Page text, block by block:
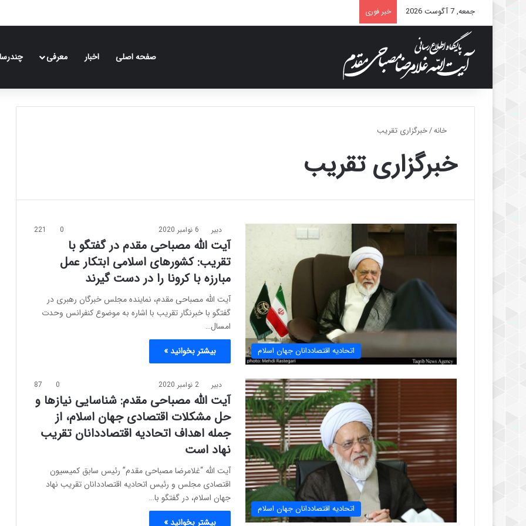
جمعه, 7 آگوست 2026 خبر فوری
صفحه اصلی اخبار معرفی
خانه/خبرگزاری تقریب
خبرگزاری تقریب
اتحادیه اقتصاددانان جهان اسلام
دبیر 6 نوامبر 2020 0
221
آیت الله مصباحی مقدم در گفتگو با
تقریب: کشورهای اسلامی ابتکار عمل
مبارزه با کرونا را در دست گیرند
آیت الله مصباحی مقدم، نماینده مجلس خبرگان رهبری در
گفتگو با خبرنگار تقریب با اشاره به موضوع کنفرانس وحدت
امسال…
بیشتر بخوانید »
اتحادیه اقتصاددانان جهان اسلام
دبیر 2 نوامبر 2020 0
87
آیت الله مصباحی مقدم: شناسایی نیازها و
حل مشکلات اقتصادی جهان اسلام، از
جمله اهداف اتحادیه اقتصاددانان تقریب
نهاد است
آیت الله “غلامرضا مصباحی مقدم” رئیس سابق کمیسیون
اقتصادی مجلس و رئیس اتحادیه اقتصاددانان تقریب نهاد
جهان اسلام، در گفتگو با…
بیشتر بخوانید »